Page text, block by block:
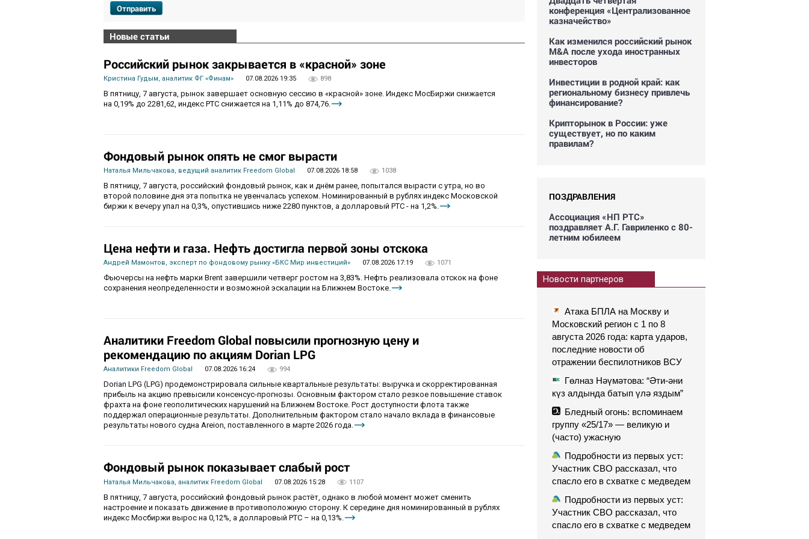
Отправить
Новые статьи
Российский рынок закрывается в «красной» зоне
Кристина Гудым, аналитик ФГ «Финам» 07.08.2026 19:35 898
В пятницу, 7 августа, рынок завершает основную сессию в «красной» зоне. Индекс МосБиржи снижается
на 0,19% до 2281,62, индекс РТС снижается на 1,11% до 874,76.
Фондовый рынок опять не смог вырасти
Наталья Мильчакова, ведущий аналитик Freedom Global 07.08.2026 18:58 1038
В пятницу, 7 августа, российский фондовый рынок, как и днём ранее, попытался вырасти с утра, но во
второй половине дня эта попытка не увенчалась успехом. Номинированный в рублях индекс Московской
биржи к вечеру упал на 0,3%, опустившись ниже 2280 пунктов, а долларовый РТС - на 1,2%.
Цена нефти и газа. Нефть достигла первой зоны отскока
Андрей Мамонтов, эксперт по фондовому рынку «БКС Мир инвестиций» 07.08.2026 17:19 1071
Фьючерсы на нефть марки Brent завершили четверг ростом на 3,83%. Нефть реализовала отскок на фоне
сохранения неопределенности и возможной эскалации на Ближнем Востоке.
Аналитики Freedom Global повысили прогнозную цену и
рекомендацию по акциям Dorian LPG
Аналитики Freedom Global 07.08.2026 16:24 994
Dorian LPG (LPG) продемонстрировала сильные квартальные результаты: выручка и скорректированная
прибыль на акцию превысили консенсус-прогнозы. Основным фактором стало резкое повышение ставок
фрахта на фоне геополитических нарушений на Ближнем Востоке. Рост доступности флота также
поддержал операционные результаты. Дополнительным фактором стало начало вклада в финансовые
результаты нового судна Areion, поставленного в марте 2026 года.
Фондовый рынок показывает слабый рост
Наталья Мильчакова, аналитик Freedom Global 07.08.2026 15:28 1107
В пятницу, 7 августа, российский фондовый рынок растёт, однако в любой момент может сменить
настроение и показать движение в противоположную сторону. К середине дня номинированный в рублях
индекс Мосбиржи вырос на 0,12%, а долларовый РТС – на 0,13%.
конференция «Централизованное
казначейство»
Как изменился российский рынок
M&A после ухода иностранных
инвесторов
Инвестиции в родной край: как
региональному бизнесу привлечь
финансирование?
Крипторынок в России: уже
существует, но по каким
правилам?
ПОЗДРАВЛЕНИЯ
Ассоциация «НП РТС»
поздравляет А.Г. Гавриленко с 80-
летним юбилеем
Новости партнеров
Атака БПЛА на Москву и
Московский регион с 1 по 8
августа 2026 года: карта ударов,
последние новости об
отражении беспилотников ВСУ
Гөлназ Нәүмәтова: “Әти-әни
күз алдында батып үлә яздым”
Бледный огонь: вспоминаем
группу «25/17» — великую и
(часто) ужасную
Подробности из первых уст:
Участник СВО рассказал, что
спасло его в схватке с медведем
Подробности из первых уст:
Участник СВО рассказал, что
спасло его в схватке с медведем